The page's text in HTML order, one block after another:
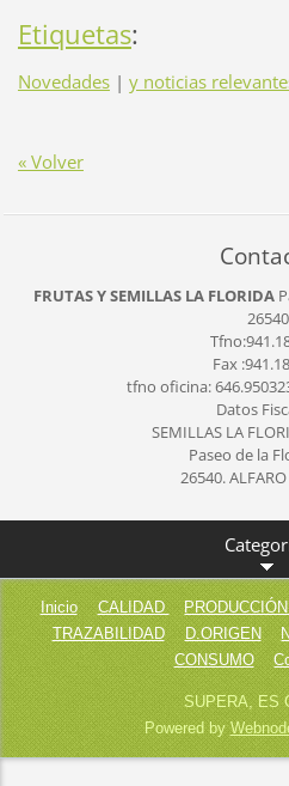
Etiquetas:
Novedades | y noticias
« Volver
FRUTAS Y SEMILLAS LA FLORIDA
26540
Fax
tfno oficina:
Datos
SEMILLAS LA
Paseo de la
26540.
Inicio CALIDAD
TRAZABILIDAD
D.ORIGEN
CONSUMO
SUPERA, ES
Powered by